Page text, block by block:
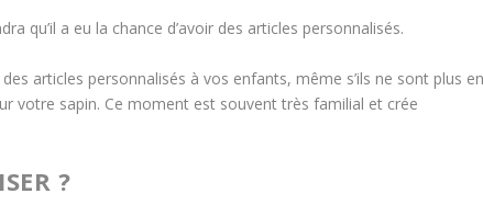
qu’il a eu la chance d’avoir des articles personnalisés.
articles personnalisés à vos enfants, même s’ils ne sont plus
votre sapin. Ce moment est souvent très familial et crée
?